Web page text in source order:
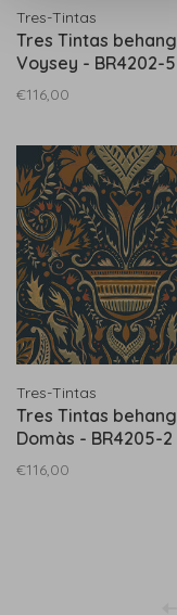
Tres-Tintas
Tres Tintas behang
Voysey - BR4202-5
€116,00
Tres-Tintas
Tres Tintas behang
Domàs - BR4205-2
€116,00